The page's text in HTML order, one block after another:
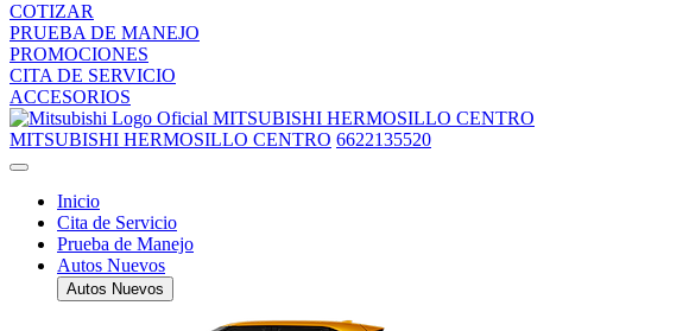
COTIZAR
PRUEBA DE MANEJO
PROMOCIONES
CITA DE SERVICIO
ACCESORIOS
MITSUBISHI HERMOSILLO CENTRO
MITSUBISHI HERMOSILLO CENTRO 6622135520
Inicio
Cita de Servicio
Prueba de Manejo
Autos Nuevos
Autos Nuevos